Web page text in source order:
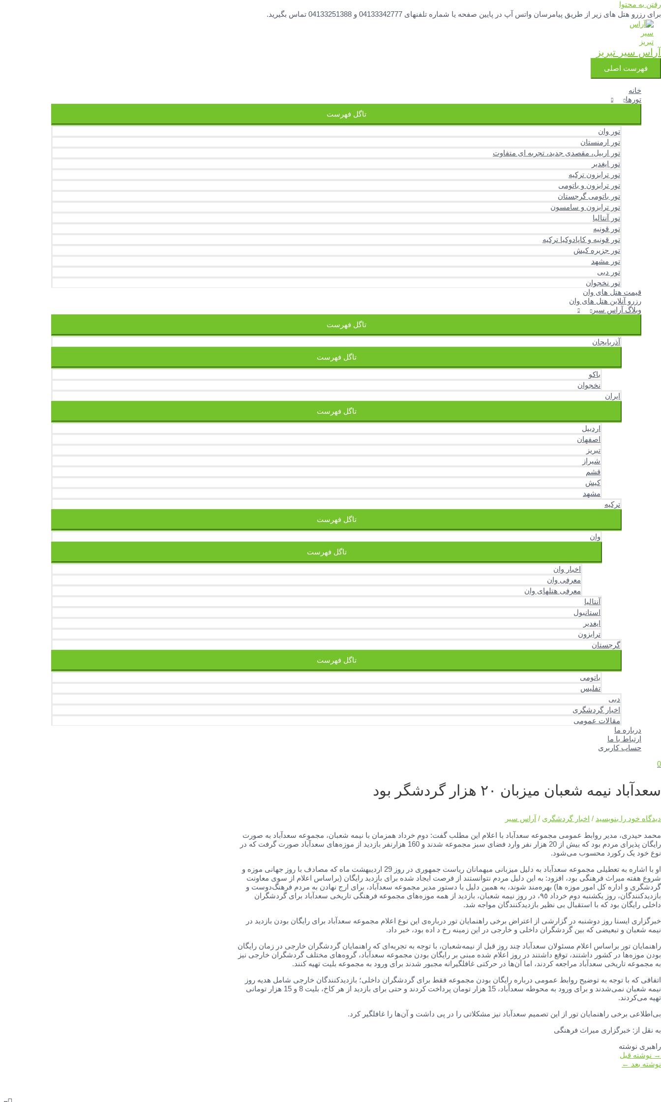
رفتن به محتوا
برای رزرو هتل های زیر از طریق پیامرسان واتس آپ در پایین صفحه یا شماره تلفنهای 04133342777 و 04133251388 تماس بگیرید.
آراس سیر تبریز
فهرست اصلی
خانه
تورها
تاگل فهرست
تور وان
تور ارمنستان
تور اربیل، مقصدی جدید، تجربه ای متفاوت
تور ایغدیر
تور ترابزون ترکیه
تور ترابزون و باتومی
تور باتومی گرجستان
تور ترابزون و سامسون
تور آنتالیا
تور قونیه
تور قونیه و کاپادوکیا ترکیه
تور جزیره کیش
تور مشهد
تور دبی
تور نخجوان
قیمت هتل های وان
رزرو آنلاین هتل های وان
وبلاگ آراس سیر
تاگل فهرست
آذربایجان
تاگل فهرست
باکو
نخجوان
ایران
تاگل فهرست
اردبیل
اصفهان
تبریز
شیراز
قشم
کیش
مشهد
ترکیه
تاگل فهرست
وان
تاگل فهرست
اخبار وان
معرفی وان
معرفی هتلهای وان
آنتالیا
استانبول
ایغدیر
ترابزون
گرجستان
تاگل فهرست
باتومی
تفلیس
دبی
اخبار گردشگری
مقالات عمومی
درباره ما
ارتباط با ما
حساب کاربری
0
سعدآباد نیمه شعبان میزبان ۲۰ هزار گردشگر بود
دیدگاه‌ خود را بنویسید / اخبار گردشگری / آراس سیر
محمد حیدری، مدیر روابط عمومی مجموعه سعدآباد با اعلام این مطلب گفت: دوم خرداد همزمان با نیمه شعبان، مجموعه سعدآباد به صورت
رایگان پذیرای مردم بود که بیش از 20 هزار نفر وارد فضای سبز مجموعه شدند و 160 هزارنفر بازدید از موزه‌های سعدآباد صورت گرفت که در
نوع خود یک رکورد محسوب می‌شود.
او با اشاره به تعطیلی مجموعه سعدآباد به دلیل میزبانی میهمانان ریاست جمهوری در روز 29 اردیبهشت ماه که مصادف با روز جهانی موزه و
شروع هفته میراث فرهنگی بود، افزود: به این دلیل مردم نتوانستند از فرصت ایجاد شده برای بازدید رایگان (براساس اعلام از سوی معاونت
گردشگری و اداره کل امور موزه ها) بهره‌مند شوند، به همین دلیل با دستور مدیر مجموعه سعدآباد، برای ارج نهادن به مردم فرهنگ‌دوست و
بازدیدکنندگان، روز یکشنبه دوم خرداد ٩٥، در روز نیمه شعبان، بازدید از همه موزه‌های مجموعه فرهنگی تاریخی سعدآباد برای گردشگران
داخلی رایگان بود که با استقبال بی نظیر بازدیدکنندگان مواجه شد.
خبرگزاری ایسنا روز دوشنبه در گزارشی از اعتراض برخی راهنمایان تور درباره‌ی این نوع اعلام مجموعه سعدآباد برای رایگان بودن بازدید در
نیمه شعبان و تبعیضی که بین گردشگران داخلی و خارجی در این زمینه رخ د اده بود، خبر داد.
راهنمایان تور براساس اعلام مسئولان سعدآباد چند روز قبل از نیمه‌شعبان، با توجه به تجربه‌ای که راهنمایان گردشگران خارجی در زمان رایگان
بودن موزه‌ها در کشور داشتند، توقع داشتند در روز اعلام شده مبنی بر رایگان بودن مجموعه سعدآباد، گروه‌های مختلف گردشگران خارجی نیز
به مجموعه تاریخی سعدآباد مراجعه کردند، اما آن‌ها در حرکتی غافلگیرانه مجبور شدند برای ورود به مجموعه بلیت تهیه کنند.
اتفاقی که با توجه به توضیح روابط عمومی درباره رایگان بودن مجموعه فقط برای گردشگران داخلی؛ بازدیدکنندگان خارجی شامل هدیه روز
نیمه شعبان نمی‌شدند و برای ورود به محوطه سعدآباد، 15 هزار تومان پرداخت کردند و حتی برای بازدید از هر کاخ، بلیت 8 و 15 هزار تومانی
تهیه می‌کردند.
بی‌اطلاعی برخی راهنمایان تور از این تصمیم سعدآباد نیز مشکلاتی را در پی داشت و آن‌ها را غافلگیر کرد.
به نقل از: خبرگزاری میراث فرهنگی
راهبری نوشته
→ نوشته قبل
نوشته بعد ←